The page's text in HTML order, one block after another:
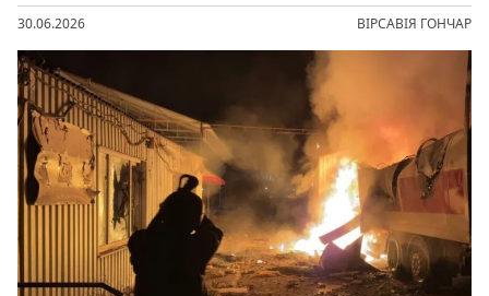
30.06.2026 ВІРСАВІЯ ГОНЧАР